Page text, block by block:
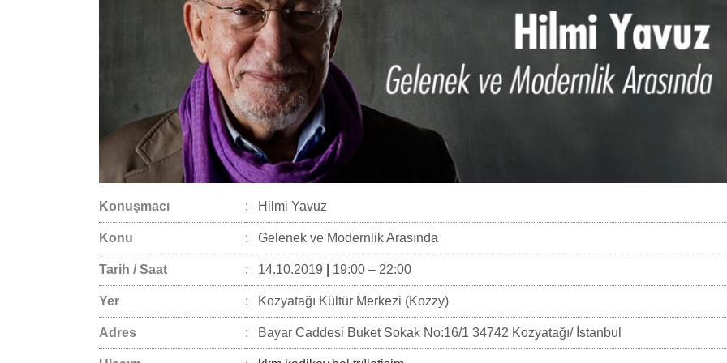
Konuşmacı : Hilmi Yavuz
Konu : Gelenek ve Modernlik Arasında
Tarih / Saat : 14.10.2019 19:00 – 22:00
Yer : Kozyatağı Kültür Merkezi (Kozzy)
Adres : Bayar Caddesi Buket Sokak No:16/1 34742 Kozyatağı/ İstanbul